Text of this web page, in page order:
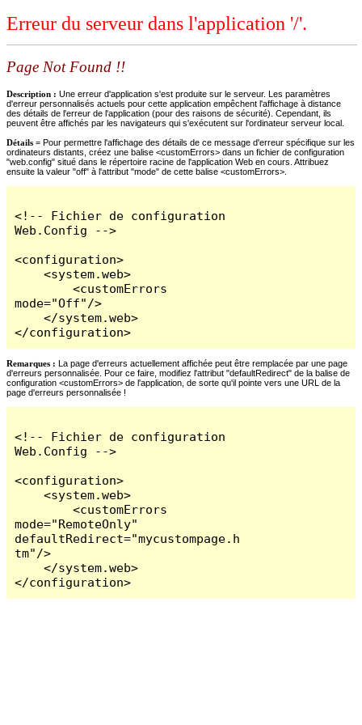
Erreur du serveur dans l'application '/'.
Page Not Found !!
Description : Une erreur d'application s'est produite sur le serveur. Les paramètres
d'erreur personnalisés actuels pour cette application empêchent l'affichage à distance
des détails de l'erreur de l'application (pour des raisons de sécurité). Cependant, ils
peuvent être affichés par les navigateurs qui s'exécutent sur l'ordinateur serveur local.
Détails = Pour permettre l'affichage des détails de ce message d'erreur spécifique sur les
ordinateurs distants, créez une balise <customErrors> dans un fichier de configuration
"web.config" situé dans le répertoire racine de l'application Web en cours. Attribuez
ensuite la valeur "off" à l'attribut "mode" de cette balise <customErrors>.
<!-- Fichier de configuration
Web.Config -->
<configuration>
    <system.web>
        <customErrors
mode="Off"/>
    </system.web>
</configuration>
Remarques : La page d'erreurs actuellement affichée peut être remplacée par une page
d'erreurs personnalisée. Pour ce faire, modifiez l'attribut "defaultRedirect" de la balise de
configuration <customErrors> de l'application, de sorte qu'il pointe vers une URL de la
page d'erreurs personnalisée !
<!-- Fichier de configuration
Web.Config -->
<configuration>
    <system.web>
        <customErrors
mode="RemoteOnly"
defaultRedirect="mycustompage.h
tm"/>
    </system.web>
</configuration>